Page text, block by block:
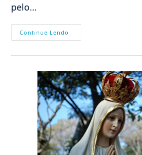
pelo…
Continue Lendo
Bater
Porta…